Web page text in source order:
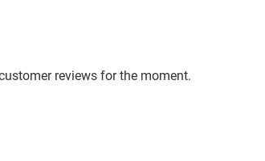
reviews for the moment.